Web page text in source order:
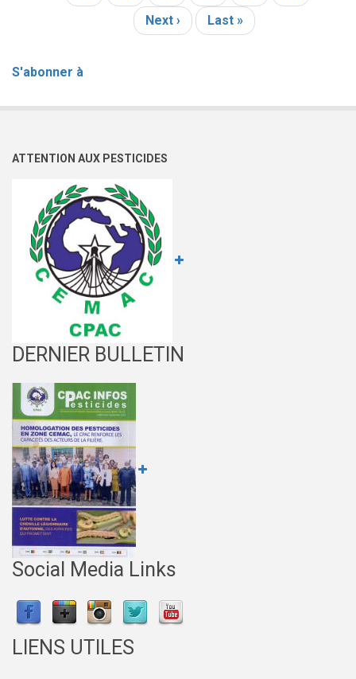
Stockholm,
Suède,
15/03/
courante
Page
suivante
Next ›
Dernière
page
Last »
S'abonner à
ATTENTION AUX PESTICIDES
DERNIER BULLETIN
Social Media Links
LIENS UTILES